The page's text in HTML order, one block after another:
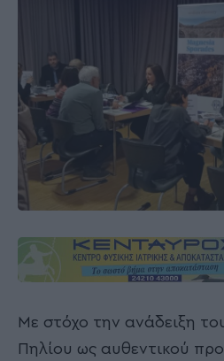
Με στόχο την ανάδειξη
Πηλίου ως αυθεντικού